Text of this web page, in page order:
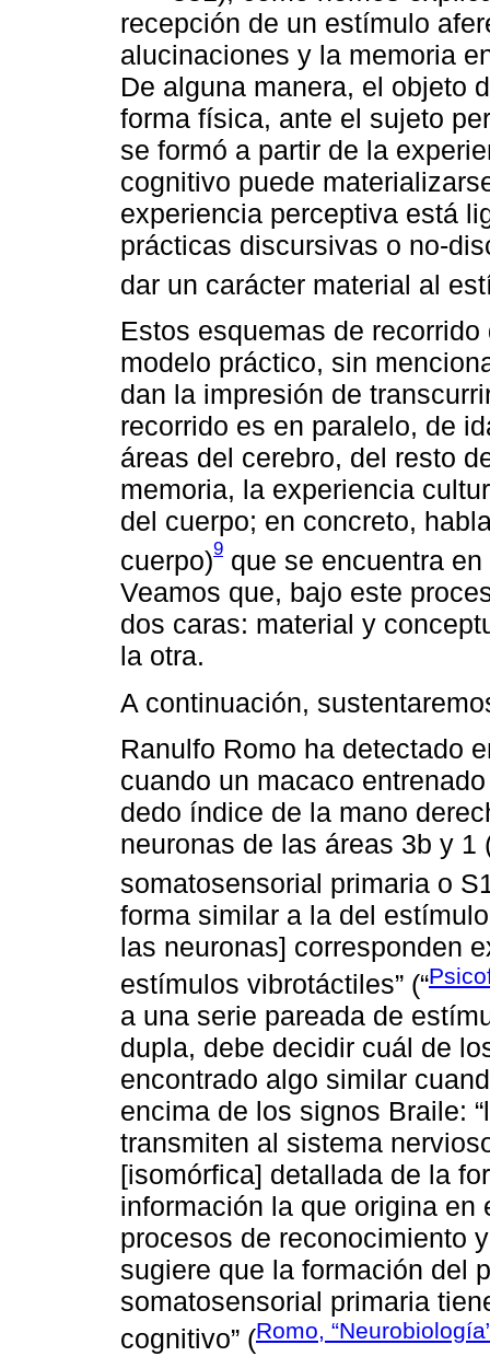
recepción de un estímulo
alucinaciones y la memoria
De alguna manera, el objeto
forma física, ante el sujeto
se formó a partir de la
cognitivo puede
experiencia perceptiva está
prácticas discursivas o no-
dar un carácter material al
Estos esquemas de
modelo práctico, sin
dan la impresión de
recorrido es en paralelo, de
áreas del cerebro, del resto
memoria, la experiencia
del cuerpo; en concreto,
cuerpo)9 que se encuentra
Veamos que, bajo este
dos caras: material y
la otra.
A continuación,
Ranulfo Romo ha detectado
cuando un macaco
dedo índice de la mano
neuronas de las áreas 3b y
somatosensorial primaria o
forma similar a la del
las neuronas] corresponden
estímulos vibrotáctiles” (“
a una serie pareada de
dupla, debe decidir cuál de
encontrado algo similar
encima de los signos Braile:
transmiten al sistema
[isomórfica] detallada de la
información la que origina
procesos de reconocimiento
sugiere que la formación del
somatosensorial primaria
cognitivo” (Romo,